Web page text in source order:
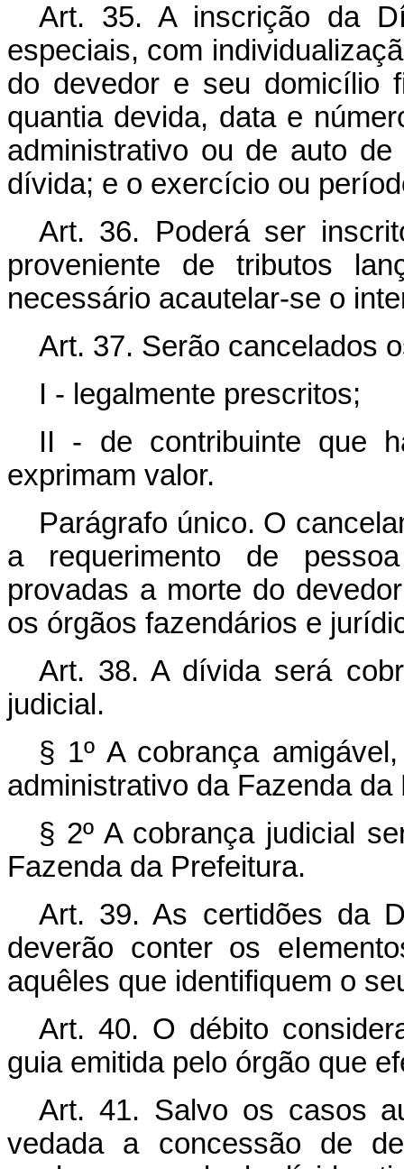
Art. 35. A inscrição da
especiais, com
do devedor e seu domicílio
quantia devida, data e
administrativo ou de auto
dívida; e o exercício ou
Art. 36. Poderá ser
proveniente de tributos
necessário acautelar-se o
Art. 37. Serão cancelados
I - legalmente prescritos;
II - de contribuinte que
exprimam valor.
Parágrafo único. O
a requerimento de
provadas a morte do
os órgãos fazendários e
Art. 38. A dívida será
judicial.
§ 1º A cobrança
administrativo da Fazenda da
§ 2º A cobrança judicial
Fazenda da Prefeitura.
Art. 39. As certidões da
deverão conter os
aquêles que identifiquem o
Art. 40. O débito
guia emitida pelo órgão que
Art. 41. Salvo os casos
vedada a concessão de